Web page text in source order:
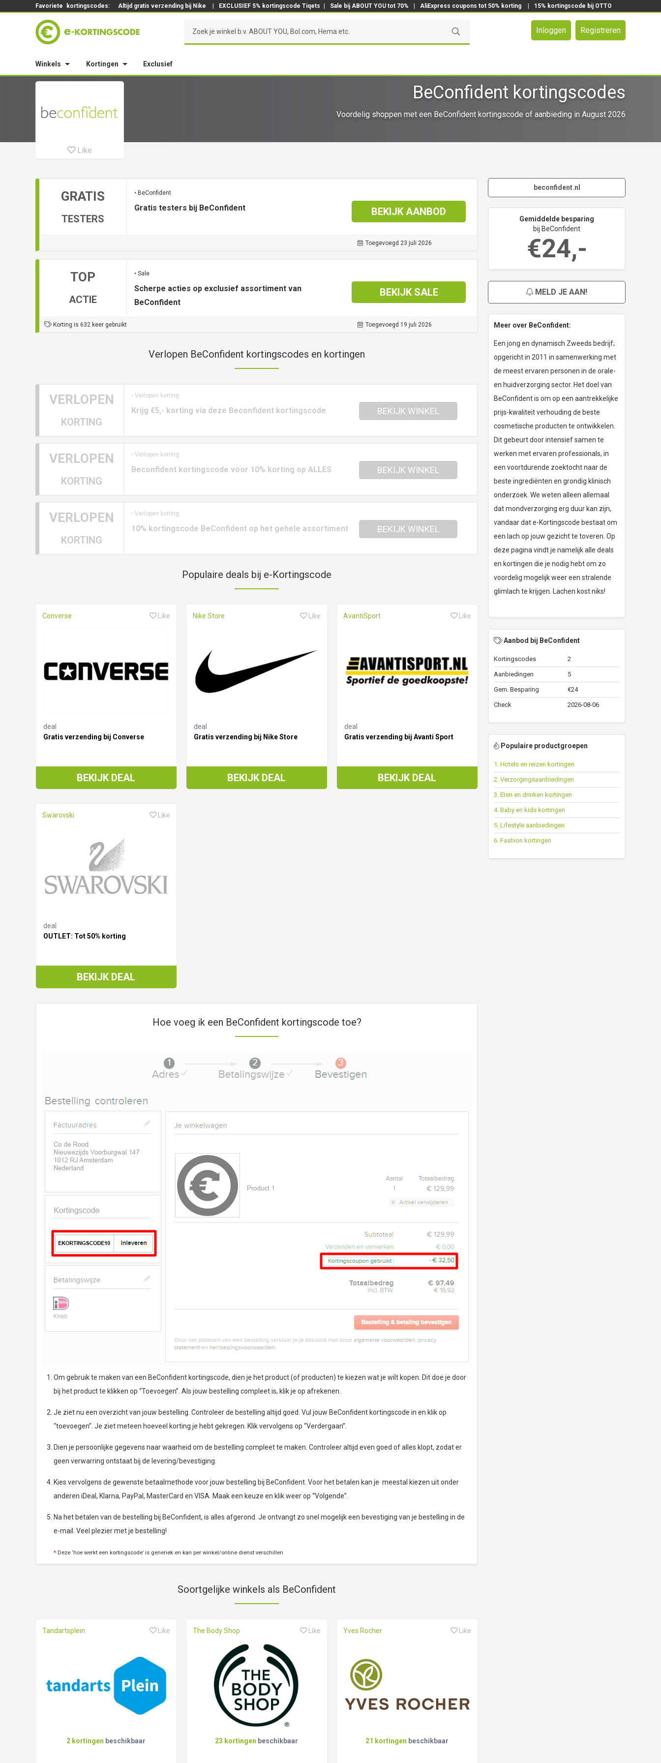
Favoriete kortingscodes: Altijd gratis verzending bij Nike EXCLUSIEF 5% kortingscode Tiqets Sale bij ABOUT YOU tot 70% AliExpress coupons tot 50% korting 15% kortingscode bij OTTO
Inloggen Registreren
Winkels Kortingen Exclusief
BeConfident kortingscodes
Voordelig shoppen met een BeConfident kortingscode of aanbieding in August 2026
Like
GRATIS
TESTERS
• BeConfident
Gratis testers bij BeConfident BEKIJK AANBOD
Toegevoegd 23 juli 2026
TOP
ACTIE
• Sale
Scherpe acties op exclusief assortiment van
BeConfident
BEKIJK SALE
Korting is 632 keer gebruikt Toegevoegd 19 juli 2026
Verlopen BeConfident kortingscodes en kortingen
VERLOPEN
KORTING
• Verlopen korting
Krijg €5,- korting via deze Beconfident kortingscode BEKIJK WINKEL
VERLOPEN
KORTING
• Verlopen korting
Beconfident kortingscode voor 10% korting op ALLES BEKIJK WINKEL
VERLOPEN
KORTING
• Verlopen korting
10% kortingscode BeConfident op het gehele assortiment BEKIJK WINKEL
Populaire deals bij e-Kortingscode
Converse Like
deal
Gratis verzending bij Converse
BEKIJK DEAL
Nike Store Like
deal
Gratis verzending bij Nike Store
BEKIJK DEAL
AvantiSport Like
deal
Gratis verzending bij Avanti Sport
BEKIJK DEAL
Swarovski Like
deal
OUTLET: Tot 50% korting
BEKIJK DEAL
Hoe voeg ik een BeConfident kortingscode toe?
Om gebruik te maken van een BeConfident kortingscode, dien je het product (of producten) te kiezen wat je wilt kopen. Dit doe je door
bij het product te klikken op “Toevoegen”. Als jouw bestelling compleet is, klik je op afrekenen.
Je ziet nu een overzicht van jouw bestelling. Controleer de bestelling altijd goed. Vul jouw BeConfident kortingscode in en klik op
“toevoegen”. Je ziet meteen hoeveel korting je hebt gekregen. Klik vervolgens op “Verdergaan”.
Dien je persoonlijke gegevens naar waarheid om de bestelling compleet te maken. Controleer altijd even goed of alles klopt, zodat er
geen verwarring ontstaat bij de levering/bevestiging.
Kies vervolgens de gewenste betaalmethode voor jouw bestelling bij BeConfident. Voor het betalen kan je meestal kiezen uit onder
anderen iDeal, Klarna, PayPal, MasterCard en VISA. Maak een keuze en klik weer op “Volgende”.
Na het betalen van de bestelling bij BeConfident, is alles afgerond. Je ontvangt zo snel mogelijk een bevestiging van je bestelling in de
e-mail. Veel plezier met je bestelling!
* Deze ‘hoe werkt een kortingscode’ is generiek en kan per winkel/online dienst verschillen
Soortgelijke winkels als BeConfident
Tandartsplein Like
2 kortingen beschikbaar
The Body Shop Like
23 kortingen beschikbaar
Yves Rocher Like
21 kortingen beschikbaar
beconfident.nl
Gemiddelde besparing
bij BeConfident
€24,-
MELD JE AAN!
Meer over BeConfident:
Een jong en dynamisch Zweeds bedrijf;
opgericht in 2011 in samenwerking met
de meest ervaren personen in de orale-
en huidverzorging sector. Het doel van
BeConfident is om op een aantrekkelijke
prijs-kwaliteit verhouding de beste
cosmetische producten te ontwikkelen.
Dit gebeurt door intensief samen te
werken met ervaren professionals, in
een voortdurende zoektocht naar de
beste ingrediënten en grondig klinisch
onderzoek. We weten alleen allemaal
dat mondverzorging erg duur kan zijn,
vandaar dat e-Kortingscode bestaat om
een lach op jouw gezicht te toveren. Op
deze pagina vindt je namelijk alle deals
en kortingen die je nodig hebt om zo
voordelig mogelijk weer een stralende
glimlach te krijgen. Lachen kost niks!
Aanbod bij BeConfident
Kortingscodes 2
Aanbiedingen 5
Gem. Besparing €24
Check 2026-08-06
Populaire productgroepen
1. Hotels en reizen kortingen
2. Verzorgingsaanbiedingen
3. Eten en drinken kortingen
4. Baby en kids kortingen
5. Lifestyle aanbiedingen
6. Fashion kortingen